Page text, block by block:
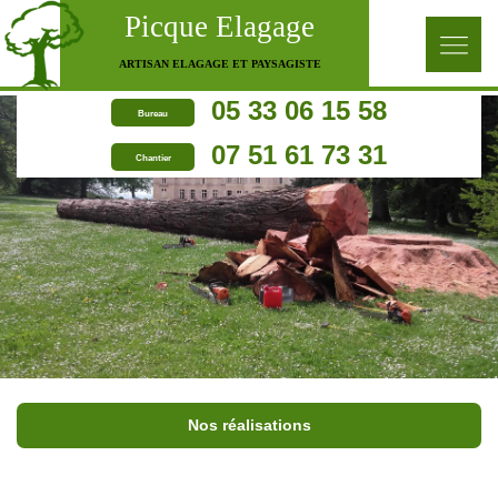
Picque Elagage
ARTISAN ELAGAGE ET PAYSAGISTE
Bureau 05 33 06 15 58
Chantier 07 51 61 73 31
Nos réalisations